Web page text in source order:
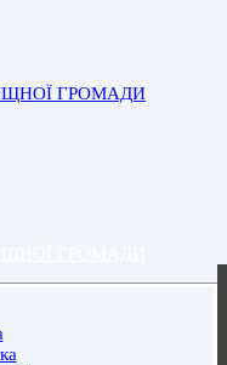
ГРОМАДИ